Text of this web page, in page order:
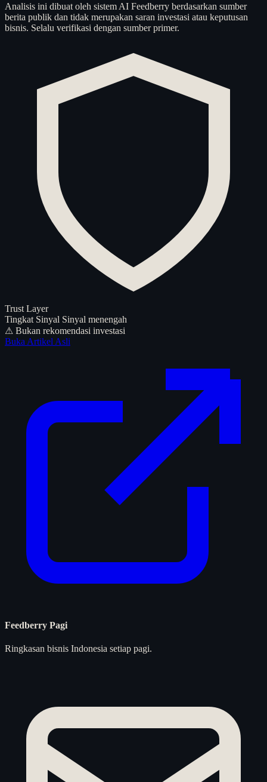
Analisis ini dibuat oleh sistem AI Feedberry berdasarkan sumber
berita publik dan tidak merupakan saran investasi atau keputusan
bisnis. Selalu verifikasi dengan sumber primer.
Trust Layer
Tingkat Sinyal Sinyal menengah
⚠ Bukan rekomendasi investasi
Buka Artikel Asli
Feedberry Pagi
Ringkasan bisnis Indonesia setiap pagi.